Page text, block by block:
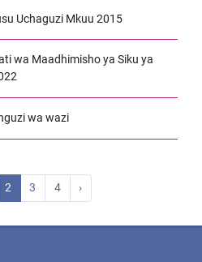
Uchaguzi Mkuu 2015
wa Maadhimisho ya Siku ya
wa wazi
2 3 4 ›